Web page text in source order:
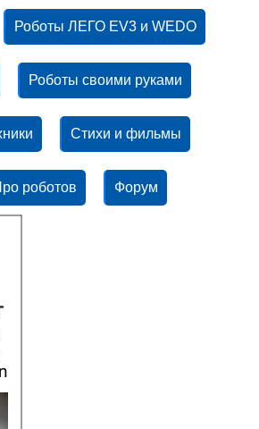
Роботы ЛЕГО EV3 и WEDO
Роботы своими руками
Стихи и фильмы
роботов Форум